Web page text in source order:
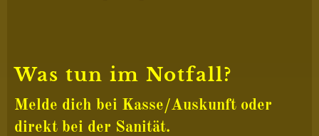
Was tun im Notfall?
Melde dich bei Kasse/Auskunft oder
direkt bei der Sanität.